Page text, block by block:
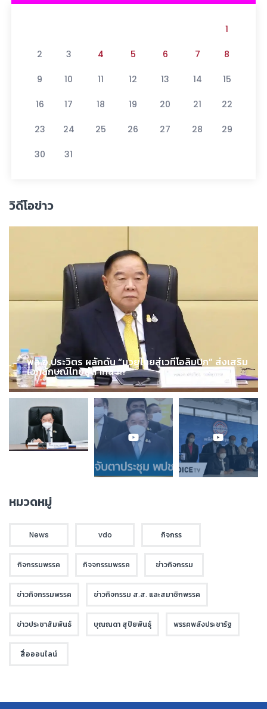
1
2 3 4 5 6 7 8
9 10 11 12 13 14 15
16 17 18 19 20 21 22
23 24 25 26 27 28 29
30 31
วิดีโอข่าว
พล.อ.ประวิตร ผลักดัน “มวยไทยสู่เวทีโอลิมปิก” ส่งเสริม
เอกลักษณ์ไทยสู่สากล !!!
หมวดหมู่
News vdo กิจกรร
กิจกรรมพรรค กิจจกรรมพรรค ข่าวกิจกรรม
ข่าวกิจกรรมพรรค ข่าวกิจกรรม ส.ส. และสมาชิกพรรค
ข่าวประชาสัมพันธ์ บุณณดา สุปิยพันธุ์ พรรคพลังประชารัฐ
สื่อออนไลน์